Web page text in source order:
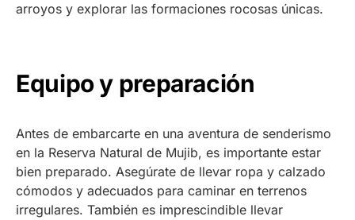
arroyos y explorar las formaciones rocosas únicas.
Equipo y preparación
Antes de embarcarte en una aventura de senderismo
en la Reserva Natural de Mujib, es importante estar
bien preparado. Asegúrate de llevar ropa y calzado
cómodos y adecuados para caminar en terrenos
irregulares. También es imprescindible llevar